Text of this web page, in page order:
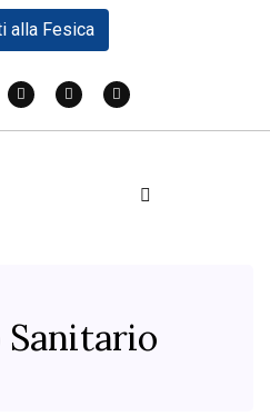
alla Fesica
Sanitario